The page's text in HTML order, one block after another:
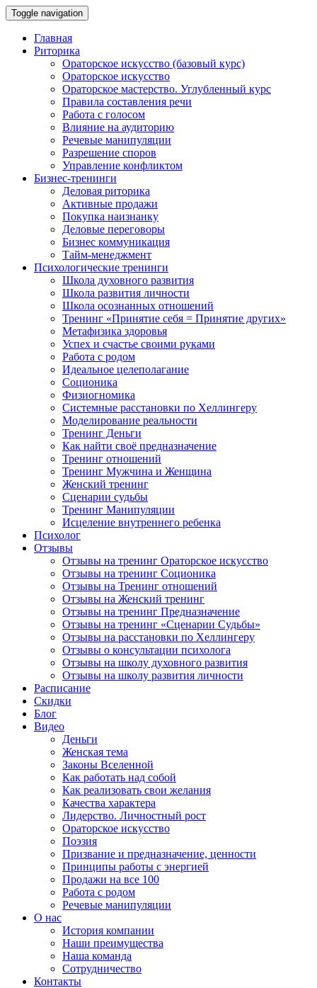
Toggle navigation
Главная
Риторика
Ораторское искусство (базовый курс)
Ораторское искусство
Ораторское мастерство. Углубленный курс
Правила составления речи
Работа с голосом
Влияние на аудиторию
Речевые манипуляции
Разрешение споров
Управление конфликтом
Бизнес-тренинги
Деловая риторика
Активные продажи
Покупка наизнанку
Деловые переговоры
Бизнес коммуникация
Тайм-менеджмент
Психологические тренинги
Школа духовного развития
Школа развития личности
Школа осознанных отношений
Тренинг «Принятие себя = Принятие других»
Метафизика здоровья
Успех и счастье своими руками
Работа с родом
Идеальное целеполагание
Соционика
Физиогномика
Системные расстановки по Хеллингеру
Моделирование реальности
Тренинг Деньги
Как найти своё предназначение
Тренинг отношений
Тренинг Мужчина и Женщина
Женский тренинг
Сценарии судьбы
Тренинг Манипуляции
Исцеление внутреннего ребенка
Психолог
Отзывы
Отзывы на тренинг Ораторское искусство
Отзывы на тренинг Соционика
Отзывы на Тренинг отношений
Отзывы на Женский тренинг
Отзывы на тренинг Предназначение
Отзывы на тренинг «Сценарии Судьбы»
Отзывы на расстановки по Хеллингеру
Отзывы о консультации психолога
Отзывы на школу духовного развития
Отзывы на школу развития личности
Расписание
Скидки
Блог
Видео
Деньги
Женская тема
Законы Вселенной
Как работать над собой
Как реализовать свои желания
Качества характера
Лидерство. Личностный рост
Ораторское искусство
Поэзия
Призвание и предназначение, ценности
Принципы работы с энергией
Продажи на все 100
Работа с родом
Речевые манипуляции
О нас
История компании
Наши преимущества
Наша команда
Сотрудничество
Контакты